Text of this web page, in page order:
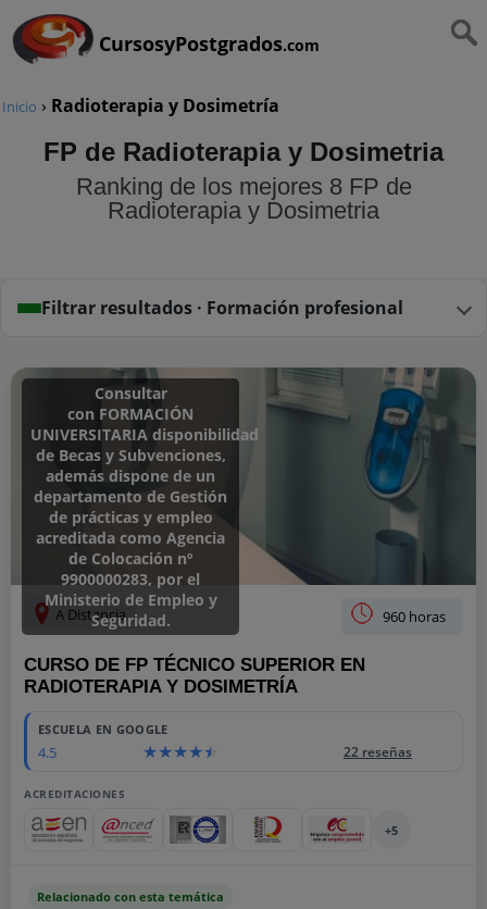
CursosyPostgrados.com
Inicio › Radioterapia y Dosimetría
FP de Radioterapia y Dosimetria
Ranking de los mejores 8 FP de
Radioterapia y Dosimetria
Filtrar resultados · Formación profesional
Consultar
con FORMACIÓN
UNIVERSITARIA disponibilidad
de Becas y Subvenciones,
además dispone de un
departamento de Gestión
de prácticas y empleo
acreditada como Agencia
de Colocación nº
9900000283, por el
Ministerio de Empleo y
Seguridad.
A Distancia 960 horas
CURSO DE FP TÉCNICO SUPERIOR EN
RADIOTERAPIA Y DOSIMETRÍA
ESCUELA EN GOOGLE
4.5 22 reseñas
ACREDITACIONES
+5
Relacionado con esta temática